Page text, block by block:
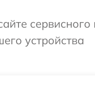
сервисного
устройства